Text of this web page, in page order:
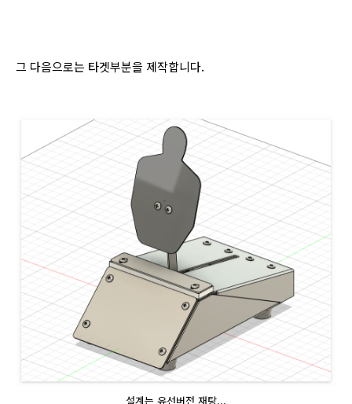
그 다음으로는 타겟부분을 제작합니다.
설계는 유선버전 재탕...